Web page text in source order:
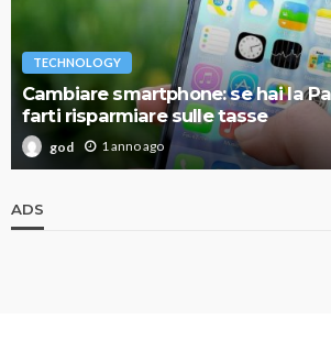
TECHNOLOGY
Cambiare smartphone: se hai la
farti risparmiare sulle tasse
god 1 anno ago
ADS